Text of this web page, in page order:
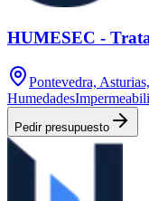
HUMESEC -
Pontevedra,
Humedades
Pedir presupuesto